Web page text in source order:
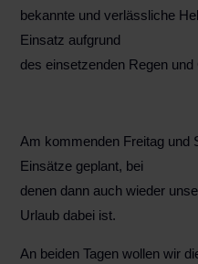
bekannte und verlässliche
Einsatz aufgrund
des einsetzenden Regen
Am kommenden Freitag und
Einsätze geplant, bei
denen dann auch wieder
Urlaub dabei ist.
An beiden Tagen wollen wir